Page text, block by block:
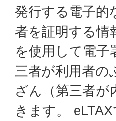
発行する電子的
者を証明する情
を使用して電
三者が利用者の
ざん（第三者
きます。